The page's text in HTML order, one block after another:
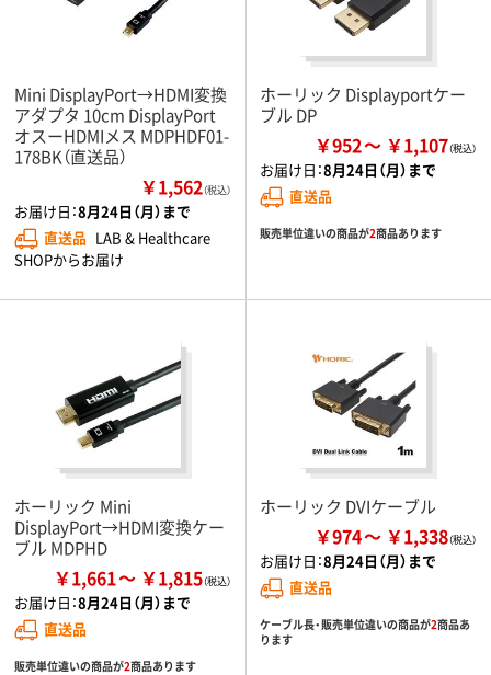
Mini DisplayPort→HDMI変換
アダプタ 10cm DisplayPort
オスーHDMIメス MDPHDF01-
178BK（直送品）
￥1,562（税込）
お届け日：8月24日（月）まで
直送品 LAB & Healthcare
SHOPからお届け
ホーリック Displayportケー
ブル DP
￥952 ￥1,107
お届け日：8月24日（月）まで
直送品
販売単位違いの商品が2商品あります
ホーリック Mini
DisplayPort→HDMI変換ケー
ブル MDPHD
￥1,661 ￥1,815
お届け日：8月24日（月）まで
直送品
販売単位違いの商品が2商品あります
ホーリック DVIケーブル
￥974 ￥1,338
お届け日：8月24日（月）まで
直送品
ケーブル長・販売単位違いの商品が2商品あ
ります